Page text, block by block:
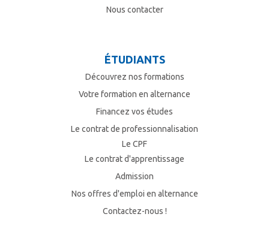
Nous contacter
ÉTUDIANTS
Découvrez nos formations
Votre formation en alternance
Financez vos études
Le contrat de professionnalisation
Le CPF
Le contrat d'apprentissage
Admission
Nos offres d'emploi en alternance
Contactez-nous !